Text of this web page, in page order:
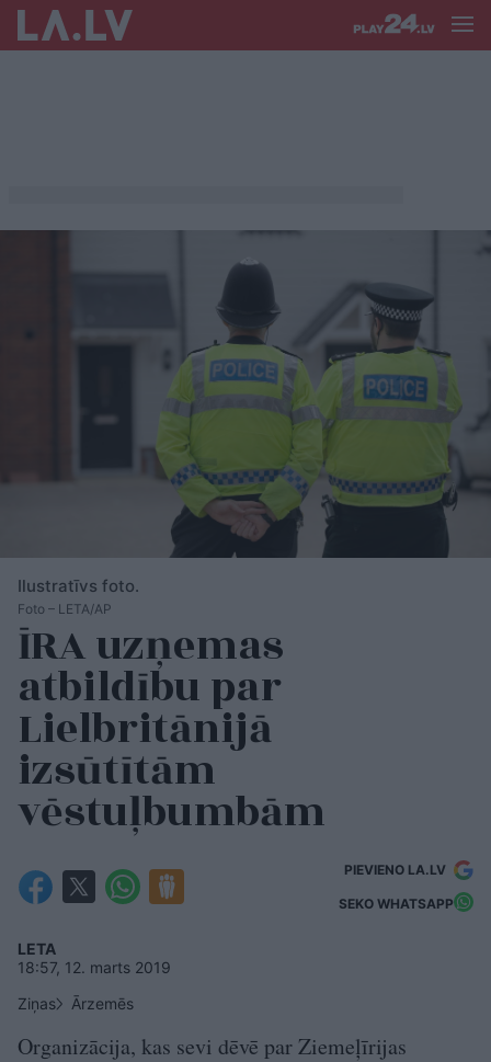
Ilustratīvs foto.
Foto – LETA/AP
ĪRA uzņemas
atbildību par
Lielbritānijā
izsūtītām
vēstuļbumbām
PIEVIENO LA.LV
SEKO WHATSAPP
LETA
18:57, 12. marts 2019
Ziņas
Ārzemēs
Organizācija, kas sevi dēvē par Ziemeļīrijas